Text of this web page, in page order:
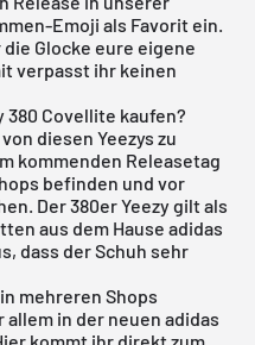
Emoji als Favorit ein.
Glocke eure eigene
verpasst ihr keinen
380 Covellite kaufen?
diesen Yeezys zu
kommenden Releasetag
befinden und vor
Der 380er Yeezy gilt als
aus dem Hause adidas
dass der Schuh sehr
mehreren Shops
in der neuen adidas